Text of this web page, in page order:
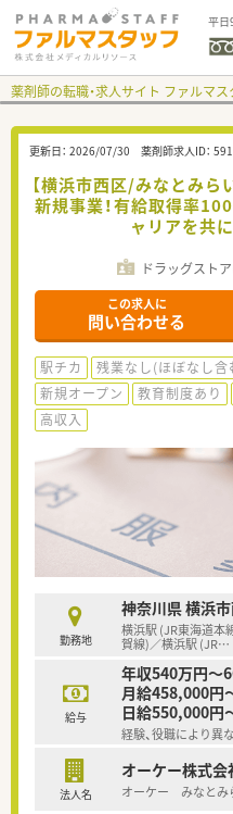
平日
薬剤師の転職・求人サイト ファルマス
更新日： 2026/07/30 薬剤師求人ID：
【横浜市西区/みなとみら
新規事業！有給取得率
ャリアを共
ドラッグスト
この求人に
問い合わせる
駅チカ 残業なし(ほぼなし含
新規オープン
教育制度あり
高収入
勤務地
神奈川県 横浜
横浜駅 (JR東海道本
賀線)／横浜駅 (JR…
給与
年収540万円～
月給458,000円
日給550,000円
経験、役職により異
法人名
オーケー株式会
オーケー みなとみ